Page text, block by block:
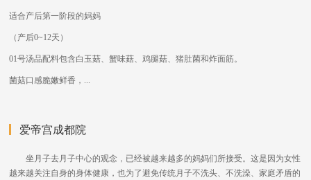
适合产后第一阶段的妈妈
（产后0~12天）
01号汤品配料包含白玉菇、蟹味菇、鸡腿菇、猪肚菌和炸面筋。
菌菇口感脆嫩鲜香，...
爱帝宫成都院
坐月子去月子中心的观念，已经被越来越多的妈妈们所接受。这是因为女性
越来越关注自身的身体健康，也为了避免传统月子不洗头、不洗澡、家庭矛盾的